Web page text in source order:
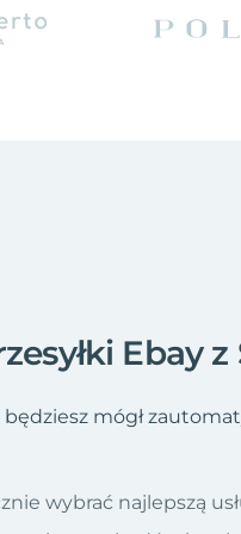
Ebay z
mógł
wybrać najlepszą